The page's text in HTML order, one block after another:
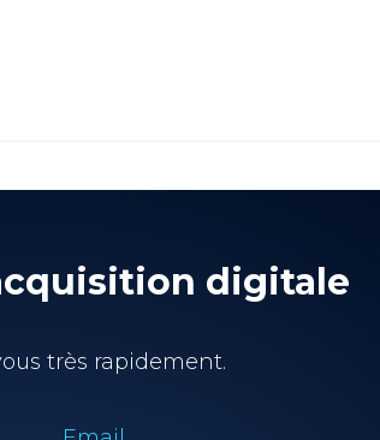
digitale
très rapidement.